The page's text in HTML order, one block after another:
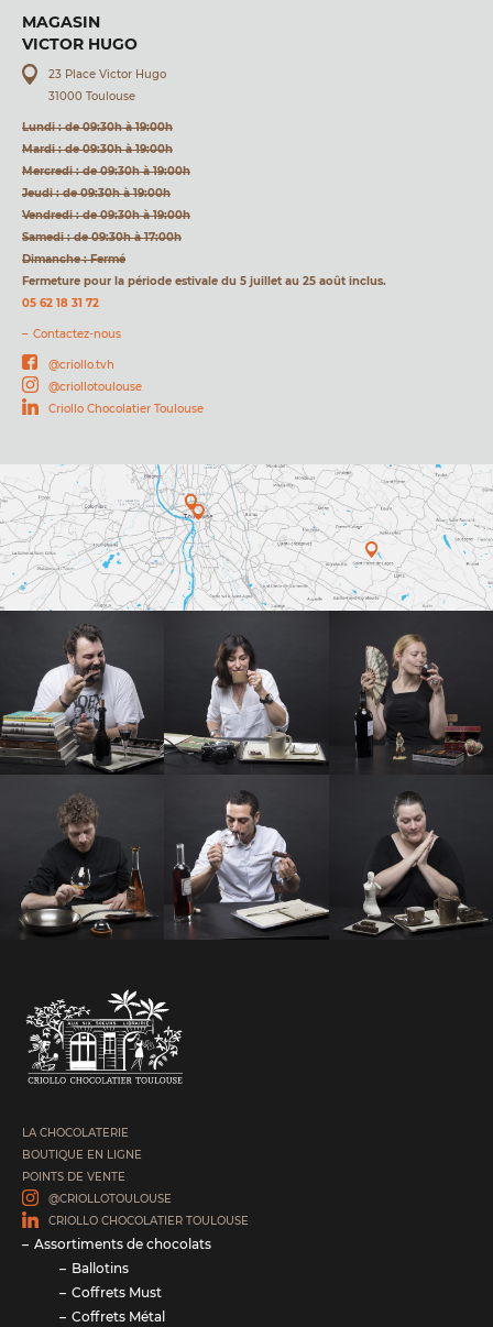
MAGASIN
VICTOR HUGO
23 Place Victor Hugo
31000 Toulouse
Lundi : de 09:30h à 19:00h
Mardi : de 09:30h à 19:00h
Mercredi : de 09:30h à 19:00h
Jeudi : de 09:30h à 19:00h
Vendredi : de 09:30h à 19:00h
Samedi : de 09:30h à 17:00h
Dimanche : Fermé
Fermeture pour la période estivale du 5 juillet au 25 août inclus.
05 62 18 31 72
Contactez-nous
@criollo.tvh
@criollotoulouse
Criollo Chocolatier Toulouse
LA CHOCOLATERIE
BOUTIQUE EN LIGNE
POINTS DE VENTE
@CRIOLLOTOULOUSE
CRIOLLO CHOCOLATIER TOULOUSE
Assortiments de chocolats
Ballotins
Coffrets Must
Coffrets Métal